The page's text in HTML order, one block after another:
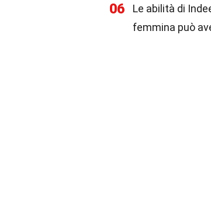
06
Le abilità di
femmina può